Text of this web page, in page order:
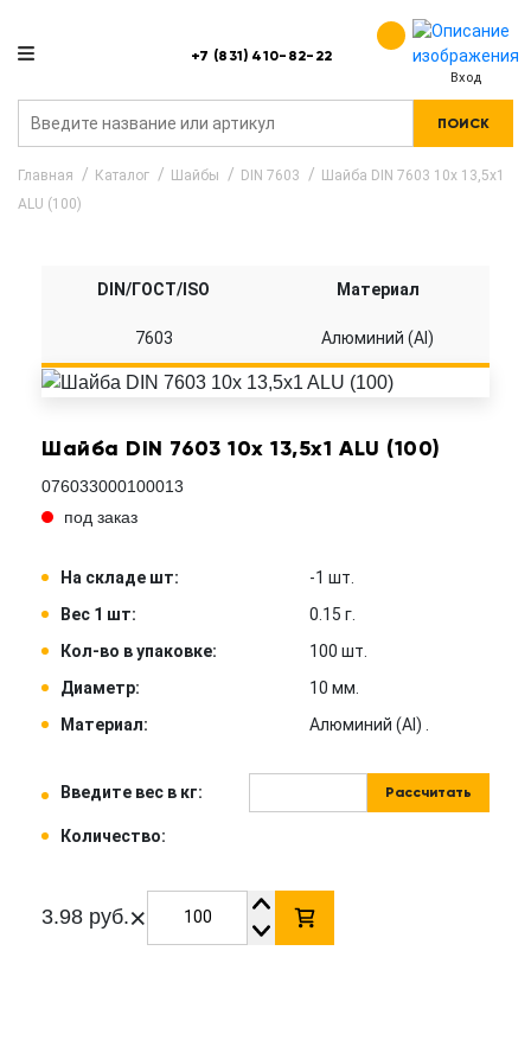
+7 (831) 410-82-22
Вход
ПОИСК
Главная Каталог Шайбы DIN 7603
Шайба DIN 7603 10x 13,5x1
ALU (100)
Шайба DIN 7603 10x 13,5x1 ALU (100)
076033000100013
под заказ
На складе шт:
-1 шт.
Вес 1 шт:
0.15 г.
Кол-во в упаковке:
100 шт.
Диаметр:
10 мм.
Материал:
Алюминий (Al) .
Введите вес в кг: Рассчитать
Количество:
3.98 руб.×
DIN/ГОСТ/ISO Материал
7603 Алюминий (Al)